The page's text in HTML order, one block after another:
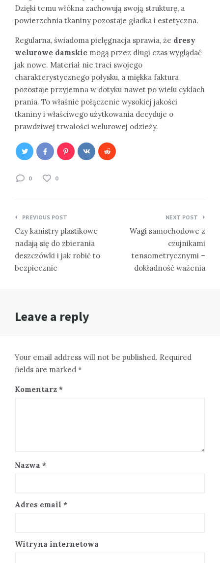
Dzięki temu włókna zachowują swoją strukturę, a
powierzchnia tkaniny pozostaje gładka i estetyczna.
Regularna, świadoma pielęgnacja sprawia, że dresy
welurowe damskie mogą przez długi czas wyglądać
jak nowe. Materiał nie traci swojego
charakterystycznego połysku, a miękka faktura
pozostaje przyjemna w dotyku nawet po wielu cyklach
prania. To właśnie połączenie wysokiej jakości
tkaniny i właściwego użytkowania decyduje o
prawdziwej trwałości welurowej odzieży.
0 0
Nawigacja
wpisu
PREVIOUS POST
Czy kanistry plastikowe
nadają się do zbierania
deszczówki i jak robić to
bezpiecznie
NEXT POST
Wagi samochodowe z
czujnikami
tensometrycznymi –
dokładność ważenia
Leave a reply
Your email address will not be published. Required
fields are marked *
Komentarz *
Nazwa *
Adres email *
Witryna internetowa